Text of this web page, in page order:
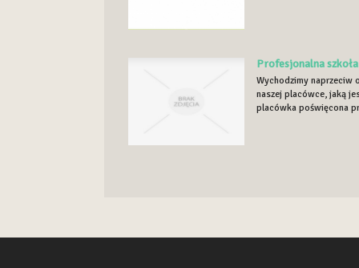
Profesjonalna
Wychodzimy naprzeciw
naszej placówce, jaką
placówka poświęcona